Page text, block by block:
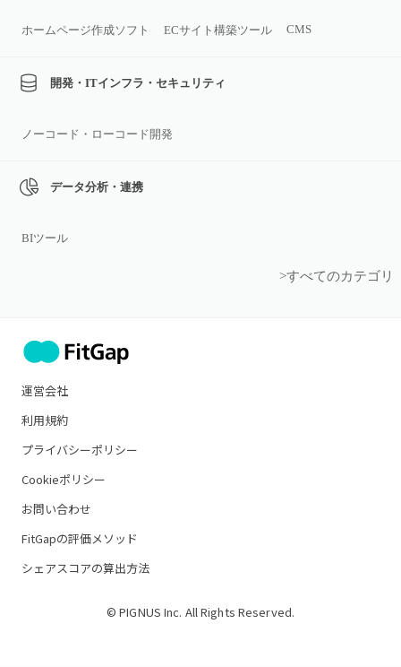
ホームページ作成ソフト ECサイト構築ツール CMS
開発・ITインフラ・セキュリティ
ノーコード・ローコード開発
データ分析・連携
BIツール
>すべてのカテゴリ
運営会社
利用規約
プライバシーポリシー
Cookieポリシー
お問い合わせ
FitGapの評価メソッド
シェアスコアの算出方法
© PIGNUS Inc. All Rights Reserved.